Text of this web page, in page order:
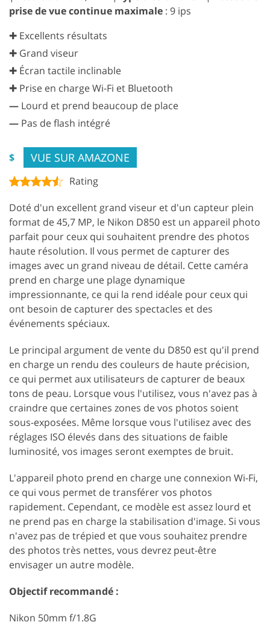
prise de vue continue maximale : 9 ips
✚ Excellents résultats
✚ Grand viseur
✚ Écran tactile inclinable
✚ Prise en charge Wi-Fi et Bluetooth
— Lourd et prend beaucoup de place
— Pas de flash intégré
$ VUE SUR AMAZONE
Rating
Doté d'un excellent grand viseur et d'un capteur plein
format de 45,7 MP, le Nikon D850 est un appareil photo
parfait pour ceux qui souhaitent prendre des photos
haute résolution. Il vous permet de capturer des
images avec un grand niveau de détail. Cette caméra
prend en charge une plage dynamique
impressionnante, ce qui la rend idéale pour ceux qui
ont besoin de capturer des spectacles et des
événements spéciaux.
Le principal argument de vente du D850 est qu'il prend
en charge un rendu des couleurs de haute précision,
ce qui permet aux utilisateurs de capturer de beaux
tons de peau. Lorsque vous l'utilisez, vous n'avez pas à
craindre que certaines zones de vos photos soient
sous-exposées. Même lorsque vous l'utilisez avec des
réglages ISO élevés dans des situations de faible
luminosité, vos images seront exemptes de bruit.
L'appareil photo prend en charge une connexion Wi-Fi,
ce qui vous permet de transférer vos photos
rapidement. Cependant, ce modèle est assez lourd et
ne prend pas en charge la stabilisation d'image. Si vous
n'avez pas de trépied et que vous souhaitez prendre
des photos très nettes, vous devrez peut-être
envisager un autre modèle.
Objectif recommandé :
Nikon 50mm f/1.8G